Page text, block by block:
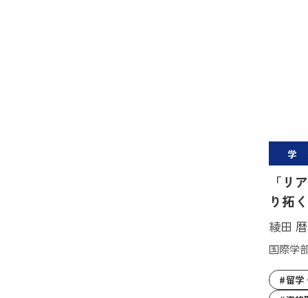
学
「リ
り拓
綾田
国際学
留学